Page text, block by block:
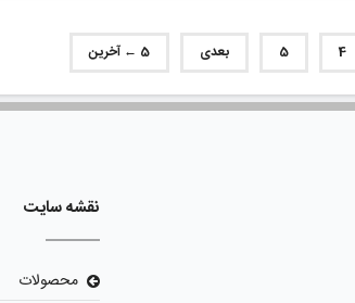
4
5 بعدی 5 ← آخرین
نقشه سایت
محصولات